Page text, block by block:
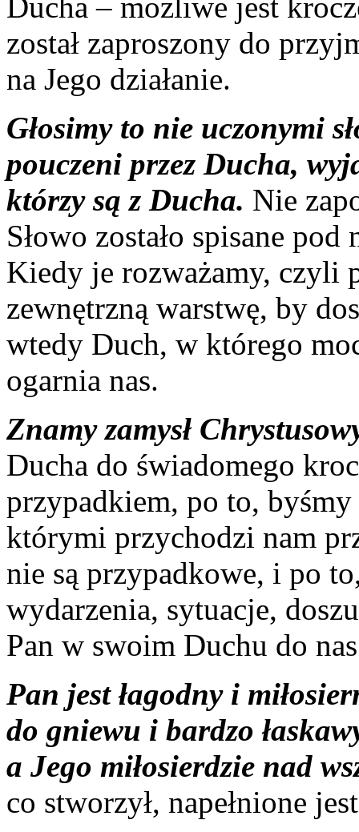
został zaproszony do
na Jego działanie.
Głosimy to nie uczonymi
pouczeni przez Ducha,
którzy są z Ducha. Nie
Słowo zostało spisane
Kiedy je rozważamy, czyli
zewnętrzną warstwę, by
wtedy Duch, w którego
ogarnia nas.
Znamy zamysł
Ducha do świadomego
przypadkiem, po to,
którymi przychodzi nam
nie są przypadkowe, i po
wydarzenia, sytuacje,
Pan w swoim Duchu do
Pan jest łagodny i
do gniewu i bardzo
a Jego miłosierdzie nad
co stworzył, napełnione